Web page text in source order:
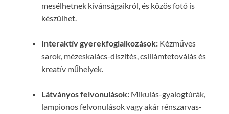
mesélhetnek kívánságaikról, és közös fotó is
készülhet.
Interaktív gyerekfoglalkozások: Kézműves
sarok, mézeskalács-díszítés, csillámtetoválás és
kreatív műhelyek.
Látványos felvonulások: Mikulás-gyalogtúrák,
lampionos felvonulások vagy akár rénszarvas-